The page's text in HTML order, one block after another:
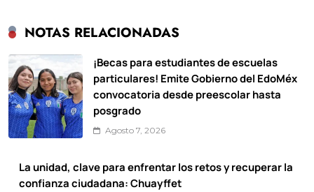
NOTAS RELACIONADAS
¡Becas para estudiantes de escuelas
particulares! Emite Gobierno del EdoMéx
convocatoria desde preescolar hasta
posgrado
Agosto 7, 2026
La unidad, clave para enfrentar los retos y recuperar la
confianza ciudadana: Chuayffet